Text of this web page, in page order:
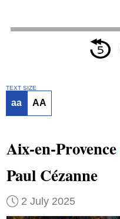
TEXT SIZE
aa AA
Aix-en-Provence
Paul Cézanne
2 July 2025